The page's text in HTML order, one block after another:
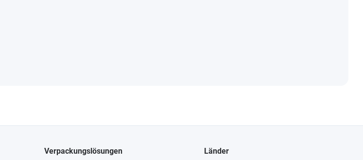
Verpackungslösungen Länder